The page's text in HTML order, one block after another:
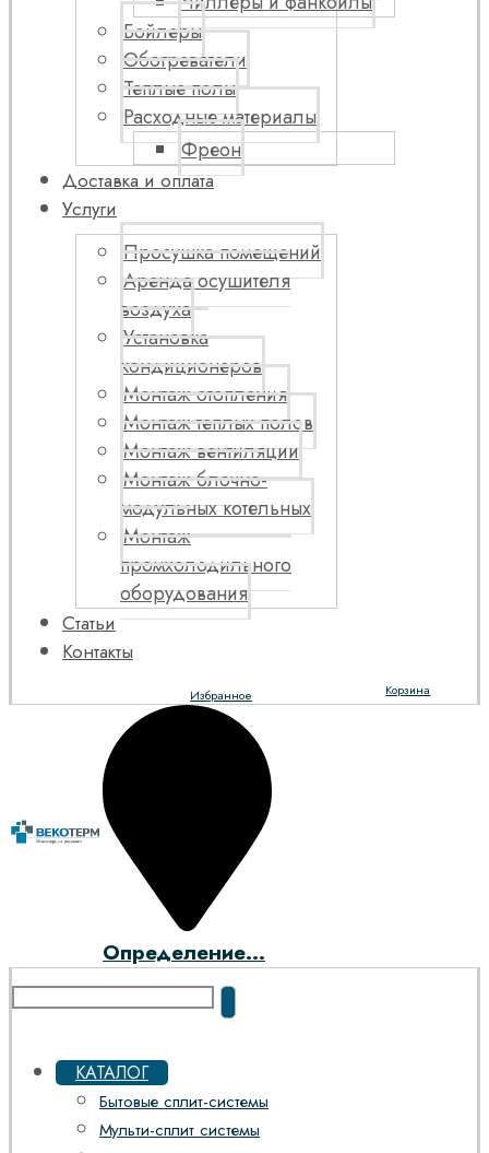
Бойлеры
Обогреватели
Теплые полы
Расходные материалы
Фреон
Доставка и оплата
Услуги
Просушка помещений
Аренда осушителя
воздуха
Установка
кондиционеров
Монтаж отопления
Монтаж теплых полов
Монтаж вентиляции
Монтаж блочно-
модульных котельных
Монтаж
промхолодильного
оборудования
Статьи
Контакты
Корзина
Избранное
Определение...
КАТАЛОГ
Бытовые сплит-системы
Мульти-сплит системы